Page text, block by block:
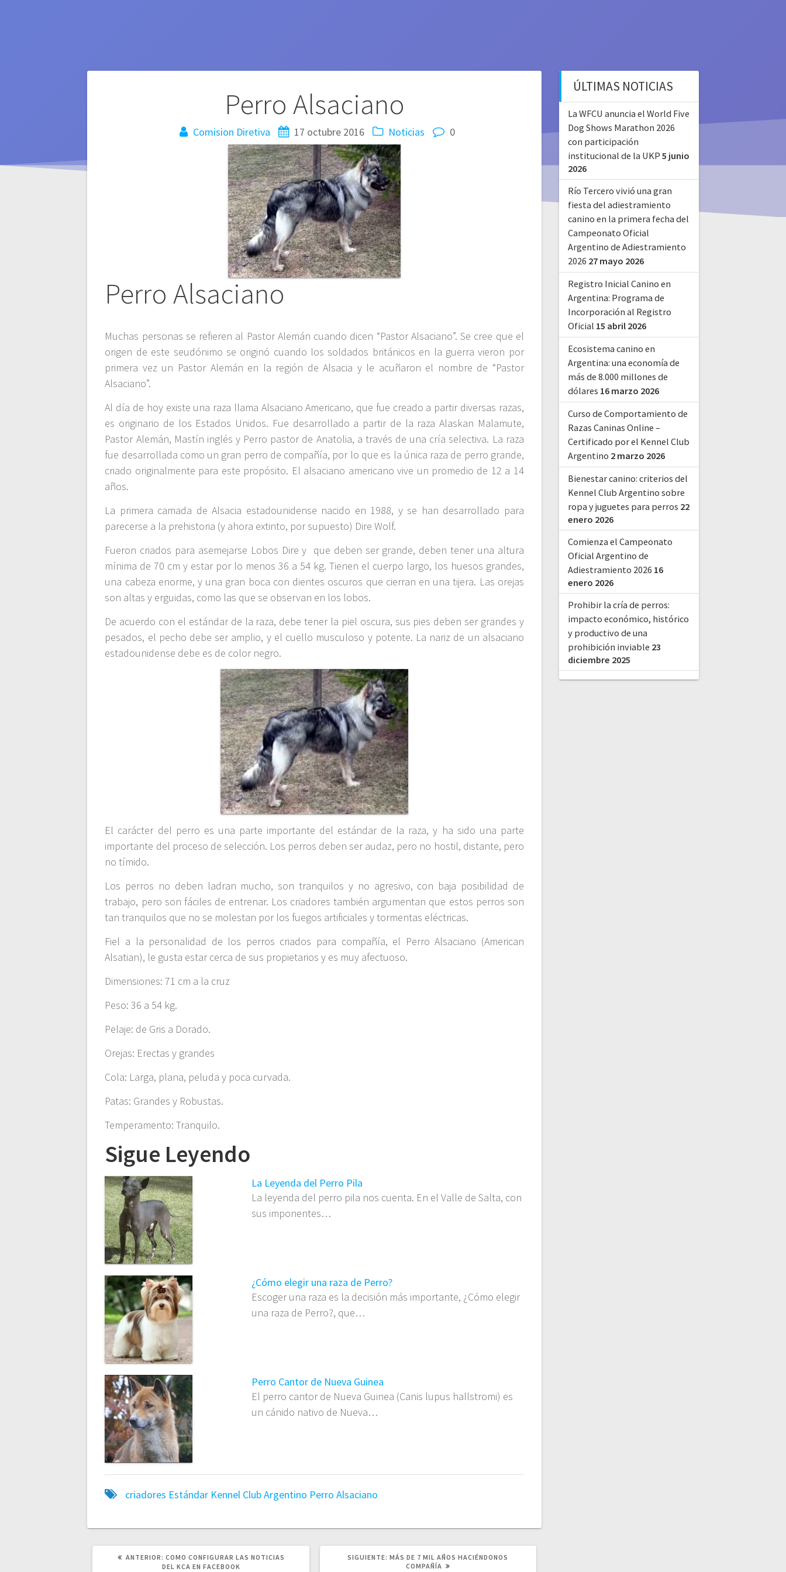
Perro Alsaciano
Comision Diretiva 17 octubre 2016 Noticias 0
Perro Alsaciano
Muchas personas se refieren al Pastor Alemán cuando dicen “Pastor Alsaciano”. Se cree que el
origen de este seudónimo se originó cuando los soldados británicos en la guerra vieron por
primera vez un Pastor Alemán en la región de Alsacia y le acuñaron el nombre de “Pastor
Alsaciano”.
Al día de hoy existe una raza llama Alsaciano Americano, que fue creado a partir diversas razas,
es originario de los Estados Unidos. Fue desarrollado a partir de la raza Alaskan Malamute,
Pastor Alemán, Mastín inglés y Perro pastor de Anatolia, a través de una cría selectiva. La raza
fue desarrollada como un gran perro de compañía, por lo que es la única raza de perro grande,
criado originalmente para este propósito. El alsaciano americano vive un promedio de 12 a 14
años.
La primera camada de Alsacia estadounidense nacido en 1988, y se han desarrollado para
parecerse a la prehistoria (y ahora extinto, por supuesto) Dire Wolf.
Fueron criados para asemejarse Lobos Dire y que deben ser grande, deben tener una altura
mínima de 70 cm y estar por lo menos 36 a 54 kg. Tienen el cuerpo largo, los huesos grandes,
una cabeza enorme, y una gran boca con dientes oscuros que cierran en una tijera. Las orejas
son altas y erguidas, como las que se observan en los lobos.
De acuerdo con el estándar de la raza, debe tener la piel oscura, sus pies deben ser grandes y
pesados, el pecho debe ser amplio, y el cuello musculoso y potente. La nariz de un alsaciano
estadounidense debe es de color negro.
El carácter del perro es una parte importante del estándar de la raza, y ha sido una parte
importante del proceso de selección. Los perros deben ser audaz, pero no hostil, distante, pero
no tímido.
Los perros no deben ladran mucho, son tranquilos y no agresivo, con baja posibilidad de
trabajo, pero son fáciles de entrenar. Los criadores también argumentan que estos perros son
tan tranquilos que no se molestan por los fuegos artificiales y tormentas eléctricas.
Fiel a la personalidad de los perros criados para compañía, el Perro Alsaciano (American
Alsatian), le gusta estar cerca de sus propietarios y es muy afectuoso.
Dimensiones: 71 cm a la cruz
Peso: 36 a 54 kg.
Pelaje: de Gris a Dorado.
Orejas: Erectas y grandes
Cola: Larga, plana, peluda y poca curvada.
Patas: Grandes y Robustas.
Temperamento: Tranquilo.
Sigue Leyendo
La Leyenda del Perro Pila
La leyenda del perro pila nos cuenta. En el Valle de Salta, con
sus imponentes…
¿Cómo elegir una raza de Perro?
Escoger una raza es la decisión más importante, ¿Cómo elegir
una raza de Perro?, que…
Perro Cantor de Nueva Guinea
El perro cantor de Nueva Guinea (Canis lupus hallstromi) es
un cánido nativo de Nueva…
criadores Estándar Kennel Club Argentino Perro Alsaciano
entradas
ANTERIOR: POST
ANTERIOR:
COMO CONFIGURAR LAS NOTICIAS
DEL KCA EN FACEBOOK
SIGUIENTE: SIGUIENTE
POST:
MÁS DE 7 MIL AÑOS HACIÉNDONOS
COMPAÑÍA
ÚLTIMAS NOTICIAS
La WFCU anuncia el World Five
Dog Shows Marathon 2026
con participación
institucional de la UKP 5 junio
2026
Río Tercero vivió una gran
fiesta del adiestramiento
canino en la primera fecha del
Campeonato Oficial
Argentino de Adiestramiento
2026 27 mayo 2026
Registro Inicial Canino en
Argentina: Programa de
Incorporación al Registro
Oficial 15 abril 2026
Ecosistema canino en
Argentina: una economía de
más de 8.000 millones de
dólares 16 marzo 2026
Curso de Comportamiento de
Razas Caninas Online –
Certificado por el Kennel Club
Argentino 2 marzo 2026
Bienestar canino: criterios del
Kennel Club Argentino sobre
ropa y juguetes para perros 22
enero 2026
Comienza el Campeonato
Oficial Argentino de
Adiestramiento 2026 16
enero 2026
Prohibir la cría de perros:
impacto económico, histórico
y productivo de una
prohibición inviable 23
diciembre 2025